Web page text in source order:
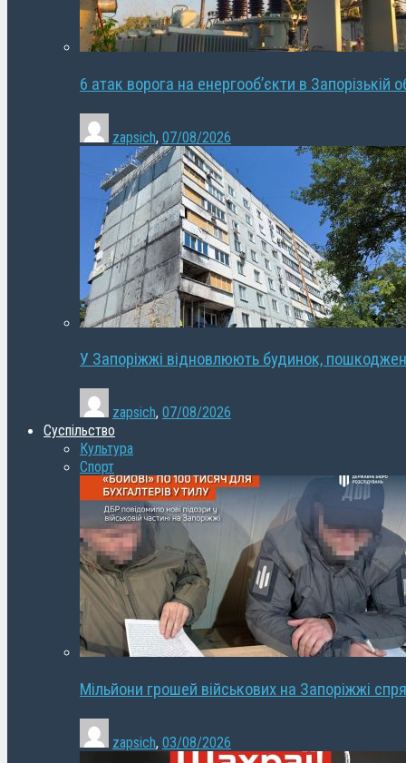
6 атак ворога на енергооб’єкти в Запорізькій
zapsich, 07/08/2026
У Запоріжжі відновлюють будинок,
zapsich, 07/08/2026
Суспільство
Культура
Спорт
Мільйони грошей військових на Запоріжжі
zapsich, 03/08/2026